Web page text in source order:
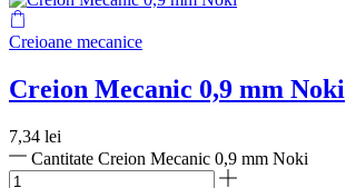
Creioane mecanice
Creion Mecanic 0,9 mm Noki
7,34 lei
Cantitate Creion Mecanic 0,9 mm Noki